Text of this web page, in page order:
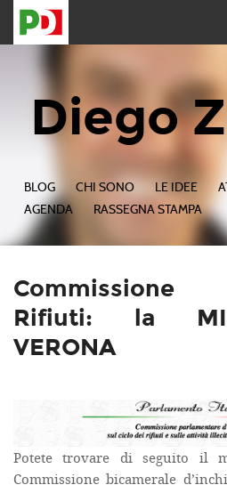
Diego
BLOG CHI SONO LE IDEE
AGENDA
RASSEGNA STAMPA
Commissione
Rifiuti: la
VERONA
Potete trovare di seguito il
Commissione bicamerale